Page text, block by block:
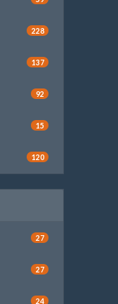
228
137
92
15
120
27
27
24